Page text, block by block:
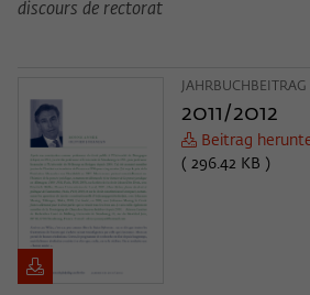
discours de rectorat
JAHRBUCHBEITRAG
2011/2012
Beitrag
( 296.42 KB )